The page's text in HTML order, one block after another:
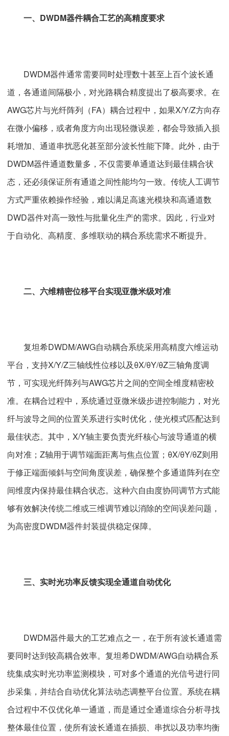
一、DWDM器件耦合工艺的高精度要求
DWDM器件通常需要同时处理数十甚至上百个波长通
道，各通道间隔极小，对光路耦合精度提出了极高要求。在
AWG芯片与光纤阵列（FA）耦合过程中，如果X/Y/Z方向存
在微小偏移，或者角度方向出现轻微误差，都会导致插入损
耗增加、通道串扰恶化甚至部分波长性能下降。此外，由于
DWDM器件通道数量多，不仅需要单通道达到最佳耦合状
态，还必须保证所有通道之间性能均匀一致。传统人工调节
方式严重依赖操作经验，难以满足高速光模块和高通道数
DWD器件对高一致性与批量化生产的需求。因此，行业对
于自动化、高精度、多维联动的耦合系统需求不断提升。
二、六维精密位移平台实现亚微米级对准
复坦希DWDM/AWG自动耦合系统采用高精度六维运动
平台，支持X/Y/Z三轴线性位移以及θX/θY/θZ三轴角度调
节，可实现光纤阵列与AWG芯片之间的空间全维度精密校
准。在耦合过程中，系统通过亚微米级步进控制能力，对光
纤与波导之间的位置关系进行实时优化，使光模式匹配达到
最佳状态。其中，X/Y轴主要负责光纤核心与波导通道的横
向对准；Z轴用于调节端面距离与焦点位置；θX/θY/θZ则用
于修正端面倾斜与空间角度误差，确保整个多通道阵列在空
间维度内保持最佳耦合状态。这种六自由度协同调节方式能
够有效解决传统二维或三维调节难以消除的空间误差问题，
为高密度DWDM器件封装提供稳定保障。
三、实时光功率反馈实现全通道自动优化
DWDM器件最大的工艺难点之一，在于所有波长通道需
要同时达到较高耦合效率。复坦希DWDM/AWG自动耦合系
统集成实时光功率监测模块，可对多个通道的光信号进行同
步采集，并结合自动优化算法动态调整平台位置。系统在耦
合过程中不仅优化单一通道，而是通过全通道综合分析寻找
整体最佳位置，使所有波长通道在插损、串扰以及功率均衡